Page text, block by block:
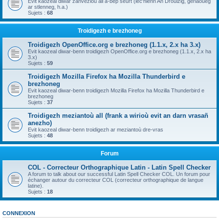
ar stlenneg, h.a.)
Sujets : 68
Troidigezh e brezhoneg
Troidigezh OpenOffice.org e brezhoneg (1.1.x, 2.x ha 3.x)
Evit kaozeal diwar-benn troidigezh OpenOffice.org e brezhoneg (1.1.x, 2.x ha
3.x)
Sujets : 59
Troidigezh Mozilla Firefox ha Mozilla Thunderbird e
brezhoneg
Evit kaozeal diwar-benn troidigezh Mozilla Firefox ha Mozilla Thunderbird e
brezhoneg
Sujets : 37
Troidigezh meziantoù all (frank a wirioù evit an darn vrasañ
anezho)
Evit kaozeal diwar-benn troidigezh ar meziantoù dre-vras
Sujets : 48
Forum
COL - Correcteur Orthographique Latin - Latin Spell Checker
A forum to talk about our successful Latin Spell Checker COL. Un forum pour
échanger autour du correcteur COL (correcteur orthographique de langue
latine).
Sujets : 18
CONNEXION